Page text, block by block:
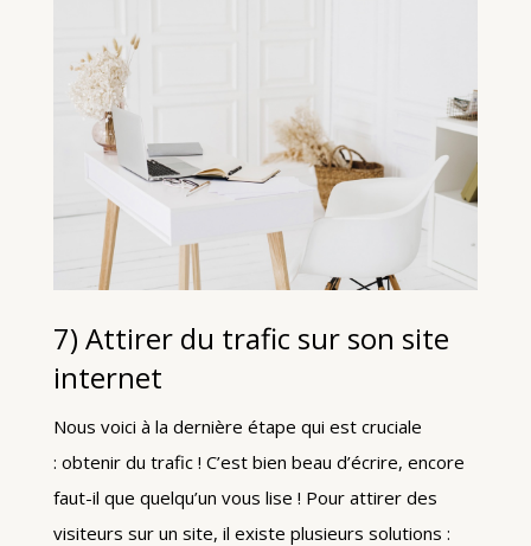
7) Attirer du trafic sur son site
internet
Nous voici à la dernière étape qui est cruciale
: obtenir du trafic ! C’est bien beau d’écrire, encore
faut-il que quelqu’un vous lise ! Pour attirer des
visiteurs sur un site, il existe plusieurs solutions :